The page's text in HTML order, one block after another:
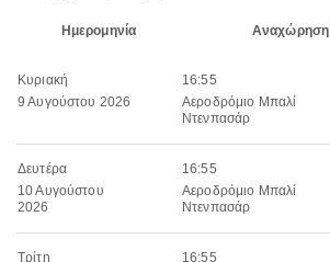
Ημερομηνία Αναχώρηση
Κυριακή
9 Αυγούστου 2026
16:55
Αεροδρόμιο Μπαλί
Ντενπασάρ
Δευτέρα
10 Αυγούστου
2026
16:55
Αεροδρόμιο Μπαλί
Ντενπασάρ
Τρίτη
16:55